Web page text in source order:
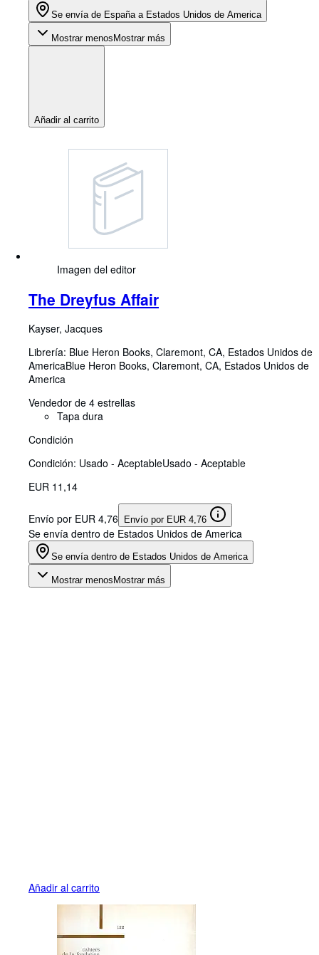
Se envía de España a Estados Unidos de America
Mostrar menos Mostrar más
Añadir al carrito
Imagen del editor
The Dreyfus Affair
Kayser, Jacques
Librería: Blue Heron Books, Claremont, CA, Estados Unidos de
AmericaBlue Heron Books, Claremont, CA, Estados Unidos de
America
Vendedor de 4 estrellas
Tapa dura
Condición
Condición: Usado - AceptableUsado - Aceptable
EUR 11,14
Envío por EUR 4,76 Envío por EUR 4,76
Se envía dentro de Estados Unidos de America
Se envía dentro de Estados Unidos de America
Mostrar menos Mostrar más
Añadir al carrito